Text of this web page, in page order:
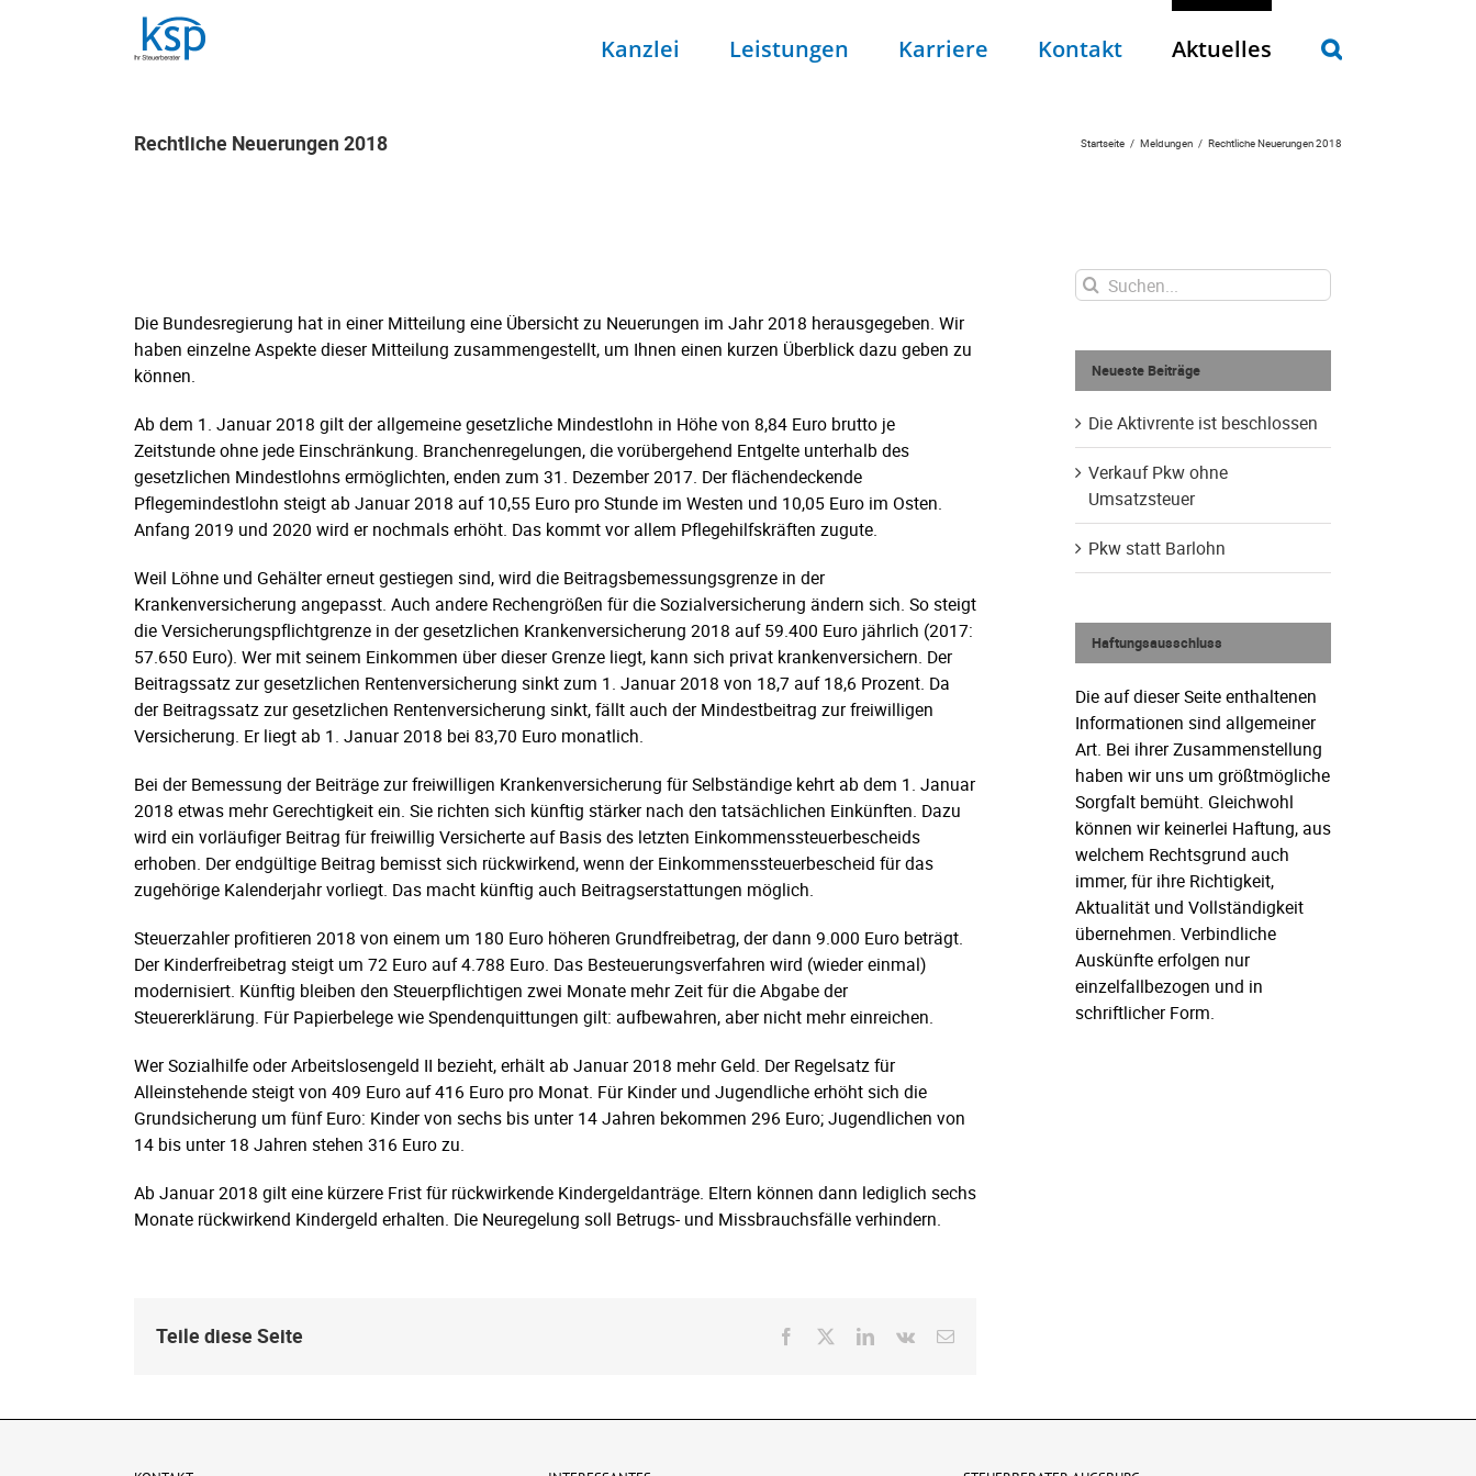
Kanzlei Leistungen Karriere Kontakt Aktuelles
Rechtliche Neuerungen 2018 Startseite Meldungen Rechtliche Neuerungen 2018
Die Bundesregierung hat in einer Mitteilung eine Übersicht zu Neuerungen im Jahr 2018 herausgegeben. Wir
haben einzelne Aspekte dieser Mitteilung zusammengestellt, um Ihnen einen kurzen Überblick dazu geben zu
können.
Ab dem 1. Januar 2018 gilt der allgemeine gesetzliche Mindestlohn in Höhe von 8,84 Euro brutto je
Zeitstunde ohne jede Einschränkung. Branchenregelungen, die vorübergehend Entgelte unterhalb des
gesetzlichen Mindestlohns ermöglichten, enden zum 31. Dezember 2017. Der flächendeckende
Pflegemindestlohn steigt ab Januar 2018 auf 10,55 Euro pro Stunde im Westen und 10,05 Euro im Osten.
Anfang 2019 und 2020 wird er nochmals erhöht. Das kommt vor allem Pflegehilfskräften zugute.
Weil Löhne und Gehälter erneut gestiegen sind, wird die Beitragsbemessungsgrenze in der
Krankenversicherung angepasst. Auch andere Rechengrößen für die Sozialversicherung ändern sich. So steigt
die Versicherungspflichtgrenze in der gesetzlichen Krankenversicherung 2018 auf 59.400 Euro jährlich (2017:
57.650 Euro). Wer mit seinem Einkommen über dieser Grenze liegt, kann sich privat krankenversichern. Der
Beitragssatz zur gesetzlichen Rentenversicherung sinkt zum 1. Januar 2018 von 18,7 auf 18,6 Prozent. Da
der Beitragssatz zur gesetzlichen Rentenversicherung sinkt, fällt auch der Mindestbeitrag zur freiwilligen
Versicherung. Er liegt ab 1. Januar 2018 bei 83,70 Euro monatlich.
Bei der Bemessung der Beiträge zur freiwilligen Krankenversicherung für Selbständige kehrt ab dem 1. Januar
2018 etwas mehr Gerechtigkeit ein. Sie richten sich künftig stärker nach den tatsächlichen Einkünften. Dazu
wird ein vorläufiger Beitrag für freiwillig Versicherte auf Basis des letzten Einkommenssteuerbescheids
erhoben. Der endgültige Beitrag bemisst sich rückwirkend, wenn der Einkommenssteuerbescheid für das
zugehörige Kalenderjahr vorliegt. Das macht künftig auch Beitragserstattungen möglich.
Steuerzahler profitieren 2018 von einem um 180 Euro höheren Grundfreibetrag, der dann 9.000 Euro beträgt.
Der Kinderfreibetrag steigt um 72 Euro auf 4.788 Euro. Das Besteuerungsverfahren wird (wieder einmal)
modernisiert. Künftig bleiben den Steuerpflichtigen zwei Monate mehr Zeit für die Abgabe der
Steuererklärung. Für Papierbelege wie Spendenquittungen gilt: aufbewahren, aber nicht mehr einreichen.
Wer Sozialhilfe oder Arbeitslosengeld II bezieht, erhält ab Januar 2018 mehr Geld. Der Regelsatz für
Alleinstehende steigt von 409 Euro auf 416 Euro pro Monat. Für Kinder und Jugendliche erhöht sich die
Grundsicherung um fünf Euro: Kinder von sechs bis unter 14 Jahren bekommen 296 Euro; Jugendlichen von
14 bis unter 18 Jahren stehen 316 Euro zu.
Ab Januar 2018 gilt eine kürzere Frist für rückwirkende Kindergeldanträge. Eltern können dann lediglich sechs
Monate rückwirkend Kindergeld erhalten. Die Neuregelung soll Betrugs- und Missbrauchsfälle verhindern.
Teile diese Seite Facebook LinkedIn
Vk
E-
Suche
nach:
Neueste Beiträge
Die Aktivrente ist beschlossen
Verkauf Pkw ohne
Umsatzsteuer
Pkw statt Barlohn
Haftungsausschluss
Die auf dieser Seite enthaltenen
Informationen sind allgemeiner
Art. Bei ihrer Zusammenstellung
haben wir uns um größtmögliche
Sorgfalt bemüht. Gleichwohl
können wir keinerlei Haftung, aus
welchem Rechtsgrund auch
immer, für ihre Richtigkeit,
Aktualität und Vollständigkeit
übernehmen. Verbindliche
Auskünfte erfolgen nur
einzelfallbezogen und in
schriftlicher Form.